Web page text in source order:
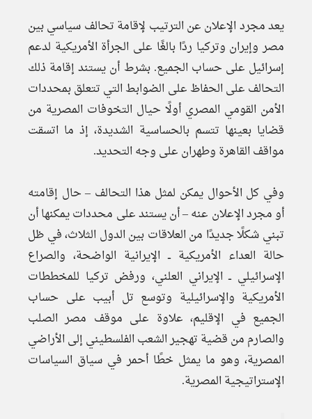
يعد مجرد الإعلان عن الترتيب لإقامة تحالف سياسي بين
مصر وإيران وتركيا ردًا بالغًا على الجرأة الأمريكية لدعم
إسرائيل على حساب الجميع. بشرط أن يستند إقامة ذلك
التحالف على الحفاظ على الضوابط التي تتعلق بمحددات
الأمن القومي المصري أولًا حيال التخوفات المصرية من
قضايا بعينها تتسم بالحساسية الشديدة، إذ ما اتسقت
مواقف القاهرة وطهران على وجه التحديد.
وفي كل الأحوال يمكن لمثل هذا التحالف – حال إقامته
أو مجرد الإعلان عنه – أن يستند على محددات يمكنها أن
تبني شكلًا جديدًا من العلاقات بين الدول الثلاث، في ظل
حالة العداء الأمريكية ــ الإيرانية الواضحة، والصراع
الإسرائيلي ــ الإيراني العلني، ورفض تركيا للمخططات
الأمريكية والإسرائيلية وتوسع تل أبيب على حساب
الجميع في الإقليم، علاوة على موقف مصر الصلب
والصارم من قضية تهجير الشعب الفلسطيني إلى الأراضي
المصرية، وهو ما يمثل خطًا أحمر في سياق السياسات
الإستراتيجية المصرية.